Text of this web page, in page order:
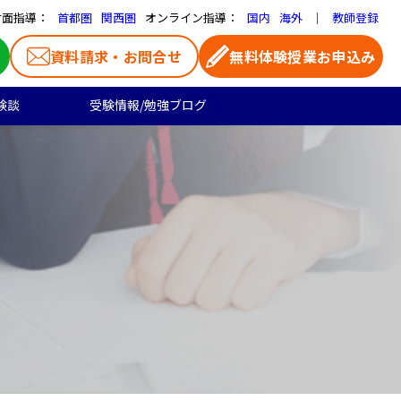
指導： 首都圏 関西圏 オンライン指導： 国内 海外 ｜ 教師登録
資料請求・お問合せ 無料体験授業お申込み
プロ家庭教師
お気に入り家庭教師
談
大学受験の合格実績
受験情報/勉強ブログ